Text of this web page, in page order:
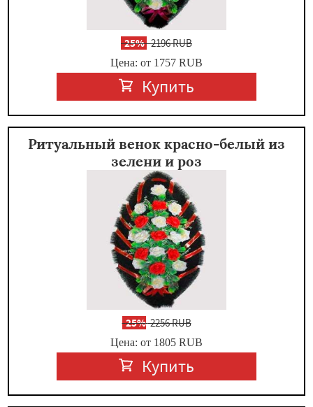
-25%2196 RUB
Цена: от 1757 RUB
Купить
Ритуальный венок красно-белый из
зелени и роз
-25%2256 RUB
Цена: от 1805 RUB
Купить